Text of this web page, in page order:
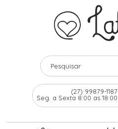
(27) 99879-1187
Seg. a Sexta 8:00 as 18:00